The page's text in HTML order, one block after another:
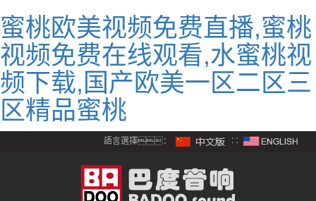
蜜桃欧美视频免费直播,蜜桃
视频免费在线观看,水蜜桃视
频下载,国产欧美一区二区三
区精品蜜桃
語言選擇： ∷